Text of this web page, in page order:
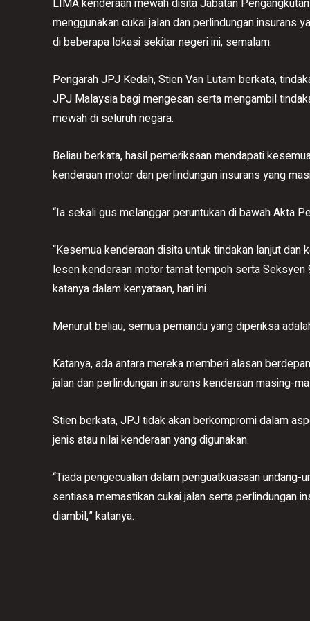
LIMA kenderaan mewah disita Jabatan
menggunakan cukai jalan dan perlindungan insurans
di beberapa lokasi sekitar negeri ini, semalam.
Pengarah JPJ Kedah, Stien Van Lutam berkata,
JPJ Malaysia bagi mengesan serta mengambil
mewah di seluruh negara.
Beliau berkata, hasil pemeriksaan mendapati
kenderaan motor dan perlindungan insurans yang
“Ia sekali gus melanggar peruntukan di bawah Akta
“Kesemua kenderaan disita untuk tindakan lanjut
lesen kenderaan motor tamat tempoh serta
katanya dalam kenyataan, hari ini.
Menurut beliau, semua pemandu yang diperiksa
Katanya, ada antara mereka memberi alasan
jalan dan perlindungan insurans kenderaan masing-
Stien berkata, JPJ tidak akan berkompromi dalam
jenis atau nilai kenderaan yang digunakan.
“Tiada pengecualian dalam penguatkuasaan
sentiasa memastikan cukai jalan serta perlindungan
diambil,” katanya.